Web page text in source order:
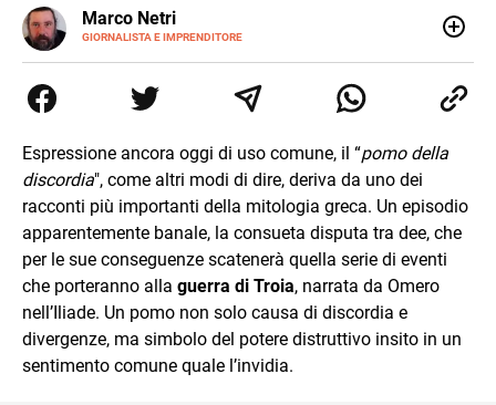
Marco Netri
GIORNALISTA E IMPRENDITORE
E-
MAIL
Giornalismo conseguiti alla Luiss, ho associato la
passione per la scrittura a quello per lo studio
imprenditore di me stesso.
Espressione ancora oggi di uso comune, il “pomo della
discordia", come altri modi di dire, deriva da uno dei
racconti più importanti della mitologia greca. Un episodio
apparentemente banale, la consueta disputa tra dee, che
per le sue conseguenze scatenerà quella serie di eventi
che porteranno alla guerra di Troia, narrata da Omero
nell’Iliade. Un pomo non solo causa di discordia e
divergenze, ma simbolo del potere distruttivo insito in un
sentimento comune quale l’invidia.